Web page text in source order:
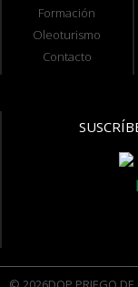
Formación
Oleoturismo
Contacto